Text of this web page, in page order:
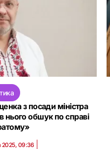
з посади міністра
нього обшук по справі
2025, 09:36